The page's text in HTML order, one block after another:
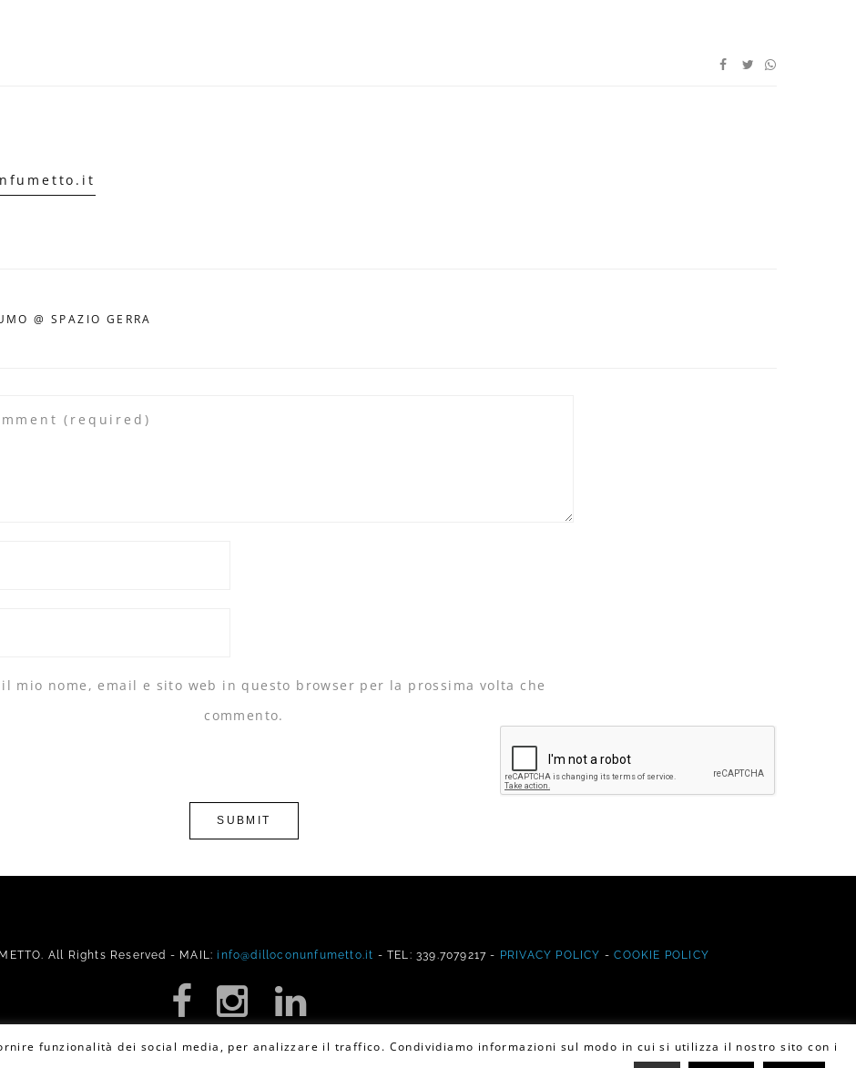
@ SPAZIO GERRA
il mio nome, email e sito web in questo browser per la prossima volta che
commento.
All Rights Reserved - MAIL: info@dilloconunfumetto.it - TEL: 339.7079217 - PRIVACY POLICY -COOKIE POLICY
funzionalità dei social media, per analizzare il traffico. Condividiamo informazioni sul modo in cui si utilizza il nostro sito con i